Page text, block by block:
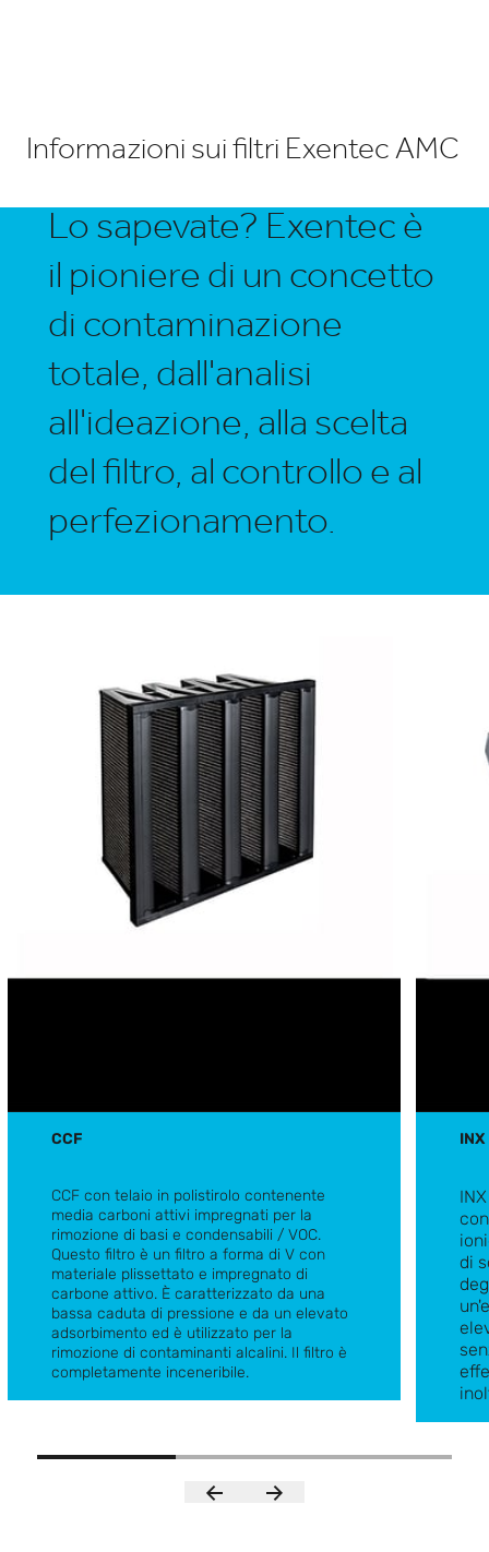
Informazioni sui filtri Exentec AMC
Lo sapevate? Exentec è
il pioniere di un concetto
di contaminazione
totale, dall'analisi
all'ideazione, alla scelta
del filtro, al controllo e al
perfezionamento.
CCF
CCF
CCF con telaio in polistirolo contenente
media carboni attivi impregnati per la
rimozione di basi e condensabili / VOC.
Questo filtro è un filtro a forma di V con
materiale plissettato e impregnato di
carbone attivo. È caratterizzato da una
bassa caduta di pressione e da un elevato
adsorbimento ed è utilizzato per la
rimozione di contaminanti alcalini. Il filtro è
completamente inceneribile.
INX
INX
di